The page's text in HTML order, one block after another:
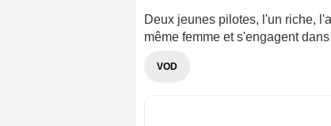
Deux jeunes pilotes, l'un riche,
même femme et s'engagent
VOD